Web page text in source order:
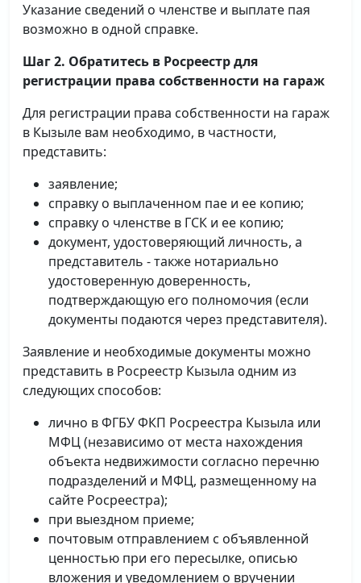
Указание сведений о членстве и выплате пая
возможно в одной справке.
Шаг 2. Обратитесь в Росреестр для
регистрации права собственности на гараж
Для регистрации права собственности на гараж
в Кызыле вам необходимо, в частности,
представить:
заявление;
справку о выплаченном пае и ее копию;
справку о членстве в ГСК и ее копию;
документ, удостоверяющий личность, а
представитель - также нотариально
удостоверенную доверенность,
подтверждающую его полномочия (если
документы подаются через представителя).
Заявление и необходимые документы можно
представить в Росреестр Кызыла одним из
следующих способов:
лично в ФГБУ ФКП Росреестра Кызыла или
МФЦ (независимо от места нахождения
объекта недвижимости согласно перечню
подразделений и МФЦ, размещенному на
сайте Росреестра);
при выездном приеме;
почтовым отправлением с объявленной
ценностью при его пересылке, описью
вложения и уведомлением о вручении